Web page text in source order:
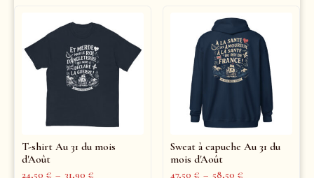
T-shirt Au 31 du mois
d'Août
24,50 € – 31,90 €
Sweat à capuche Au 31 du
mois d'Août
47,50 € – 58,50 €